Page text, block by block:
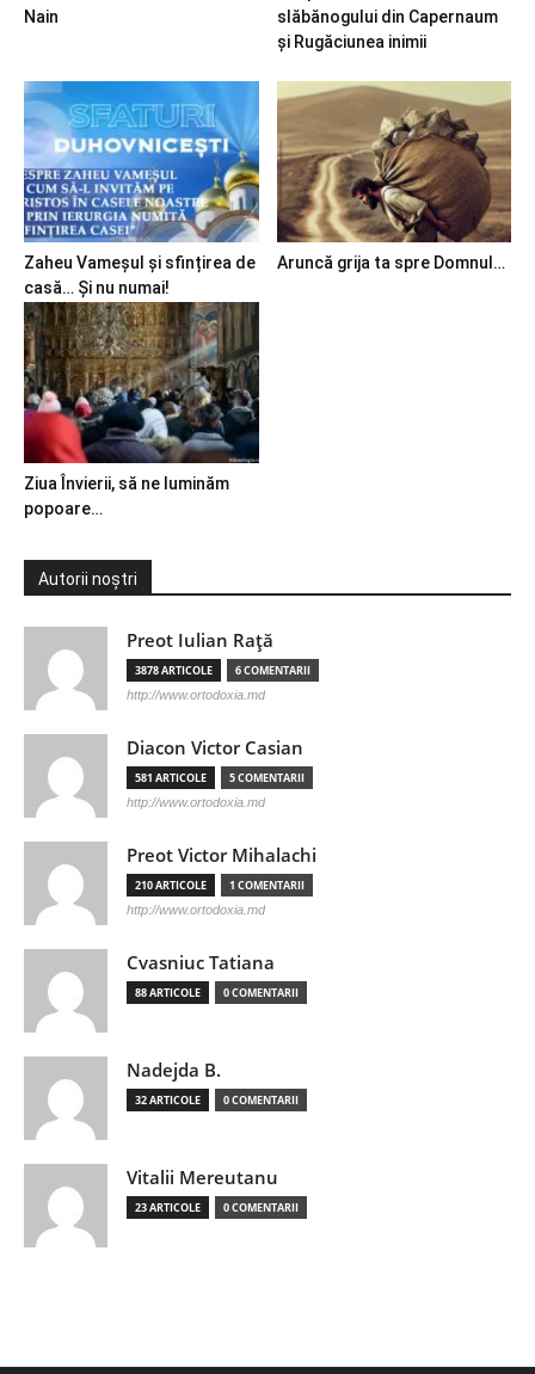
Nain
slăbănogului din Capernaum
și Rugăciunea inimii
Zaheu Vameșul și sfințirea de
casă… Și nu numai!
Aruncă grija ta spre Domnul…
Ziua Învierii, să ne luminăm
popoare…
Autorii noștri
Preot Iulian Raţă
3878 ARTICOLE 6 COMENTARII
http://www.ortodoxia.md
Diacon Victor Casian
581 ARTICOLE 5 COMENTARII
http://www.ortodoxia.md
Preot Victor Mihalachi
210 ARTICOLE 1 COMENTARII
http://www.ortodoxia.md
Cvasniuc Tatiana
88 ARTICOLE 0 COMENTARII
Nadejda B.
32 ARTICOLE 0 COMENTARII
Vitalii Mereutanu
23 ARTICOLE 0 COMENTARII